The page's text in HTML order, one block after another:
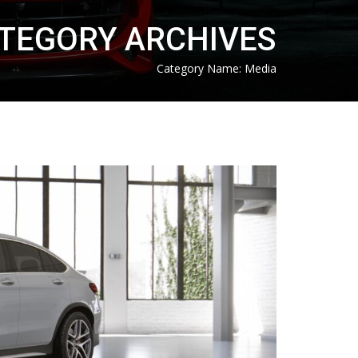
ARCHIVES
Category Name: Media